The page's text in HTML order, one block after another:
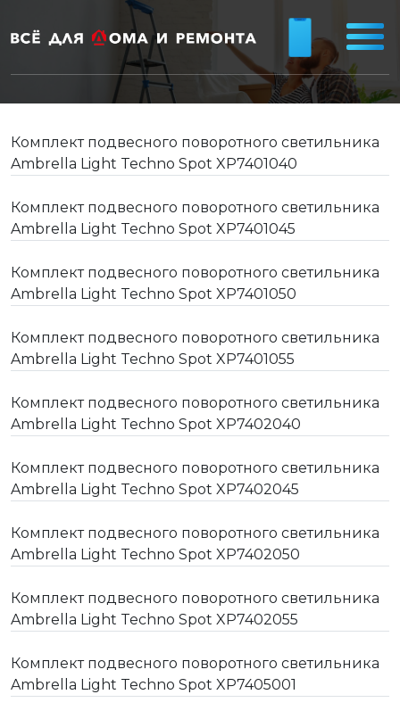
Комплект подвесного поворотного светильника
Ambrella Light Techno Spot XP7401040
Комплект подвесного поворотного светильника
Ambrella Light Techno Spot XP7401045
Комплект подвесного поворотного светильника
Ambrella Light Techno Spot XP7401050
Комплект подвесного поворотного светильника
Ambrella Light Techno Spot XP7401055
Комплект подвесного поворотного светильника
Ambrella Light Techno Spot XP7402040
Комплект подвесного поворотного светильника
Ambrella Light Techno Spot XP7402045
Комплект подвесного поворотного светильника
Ambrella Light Techno Spot XP7402050
Комплект подвесного поворотного светильника
Ambrella Light Techno Spot XP7402055
Комплект подвесного поворотного светильника
Ambrella Light Techno Spot XP7405001